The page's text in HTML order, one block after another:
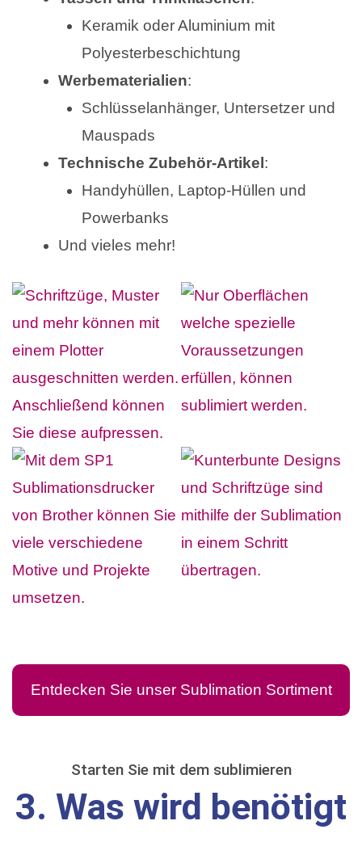
Keramik oder Aluminium mit
Polyesterbeschichtung
Werbematerialien:
Schlüsselanhänger, Untersetzer und
Mauspads
Technische Zubehör-Artikel :
Handyhüllen, Laptop-Hüllen und
Powerbanks
Und vieles mehr!
Entdecken Sie unser Sublimation Sortiment
Starten Sie mit dem sublimieren
3. Was wird benötigt